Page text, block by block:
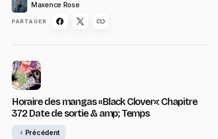
Maxence Rose
PARTAGER
Horaire des mangas «Black Clover»: Chapitre
372 Date de sortie & amp; Temps
Précédent